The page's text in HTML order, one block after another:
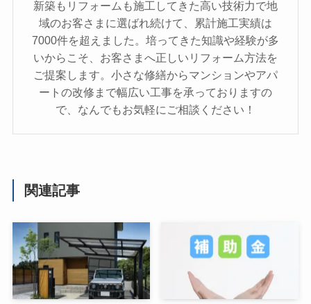
新築もリフォームも施工してきた高い技術力で地
域のお客さまに選ばれ続けて、累計施工実績は
7000件を超えました。培ってきた知識や経験が多
いからこそ、お客さまへ正しいリフォーム方法を
ご提案します。小さな修繕からマンションやアパ
ートの改修まで幅広い工事を承っておりますの
で、なんでもお気軽にご相談ください！
関連記事